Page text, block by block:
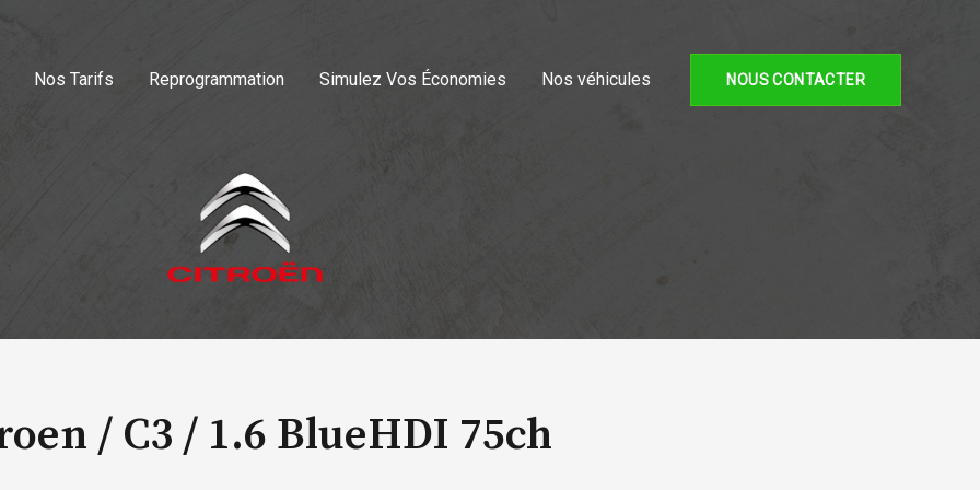
Nos Tarifs Reprogrammation Simulez Vos Économies Nos véhicules NOUS CONTACTER
/ C3 / 1.6 BlueHDI 75ch